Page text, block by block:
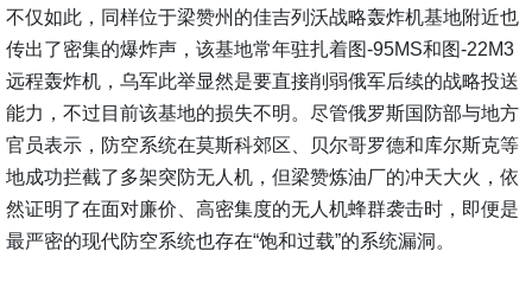
不仅如此，同样位于梁赞州的佳吉列沃战略轰炸机基地附近也
传出了密集的爆炸声，该基地常年驻扎着图-95MS和图-22M3
远程轰炸机，乌军此举显然是要直接削弱俄军后续的战略投送
能力，不过目前该基地的损失不明。尽管俄罗斯国防部与地方
官员表示，防空系统在莫斯科郊区、贝尔哥罗德和库尔斯克等
地成功拦截了多架突防无人机，但梁赞炼油厂的冲天大火，依
然证明了在面对廉价、高密集度的无人机蜂群袭击时，即便是
最严密的现代防空系统也存在“饱和过载”的系统漏洞。